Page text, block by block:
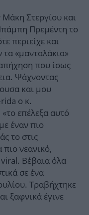
Στεργίου και
Πρεμέντη το
περιείχε και
«μανταλάκια»
που ίσως
Ψάχνοντας
και μου
ο κ.
επέλεξα αυτό
έναν πιο
το στις
νεανικό,
viral. Βέβαια όλα
σε ένα
Τραβήχτηκε
ξαφνικά έγινε